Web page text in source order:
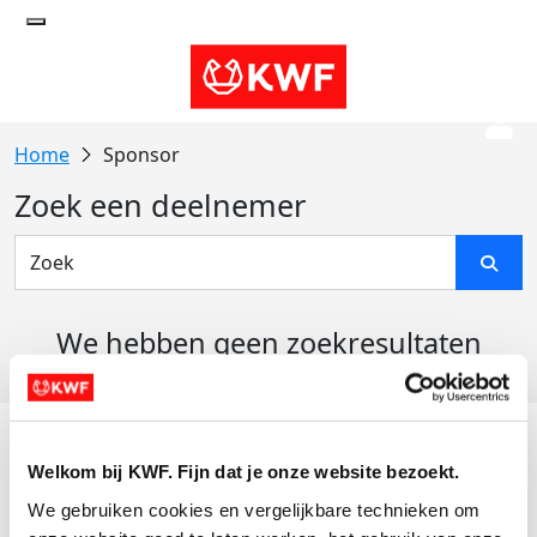
Welkom bij KWF. Fijn dat je onze website bezoekt.
We gebruiken cookies en vergelijkbare technieken om
Sponsor
Zoek een deelnemer
We hebben geen zoekresultaten
Actiematerialen
Evenementen